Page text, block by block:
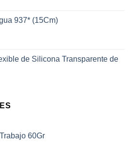
937* (15Cm)
de Silicona Transparente de
60Gr